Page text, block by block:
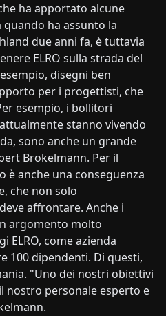
ha apportato alcune
ha assunto la
due anni fa, è tuttavia
ELRO sulla strada del
disegni ben
per i progettisti, che
esempio, i bollitori
stanno vivendo
sono anche un grande
Brokelmann. Per il
è anche una conseguenza
che non solo
affrontare. Anche i
argomento molto
ELRO, come azienda
100 dipendenti. Di questi,
"Uno dei nostri obiettivi
nostro personale esperto e